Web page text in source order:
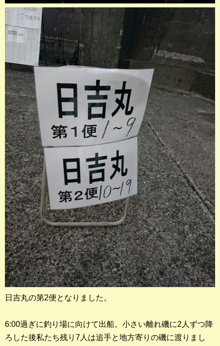
日吉丸の第2便となりました。
6:00過ぎに釣り場に向けて出船。小さい離れ磯に2人ずつ降
ろした後私たち残り7人は追手と地方寄りの磯に渡りまし